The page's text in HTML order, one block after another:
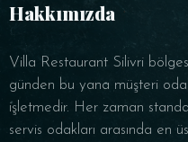
Hakkımızda
Villa Restaurant Silivri
günden bu yana müşteri
işletmedir. Her zaman
servis odakları arasında en